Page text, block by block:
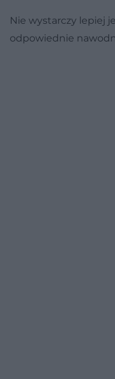
Nie wystarczy lepiej
odpowiednie